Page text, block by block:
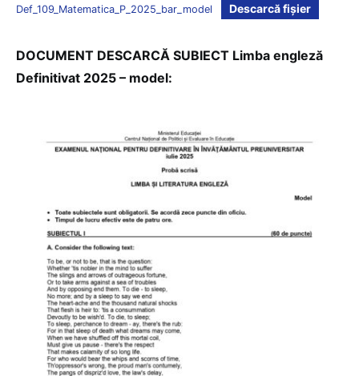
Def_109_Matematica_P_2025_bar_model Descarcă fișier
DOCUMENT DESCARCĂ SUBIECT Limba engleză
Definitivat 2025 – model: